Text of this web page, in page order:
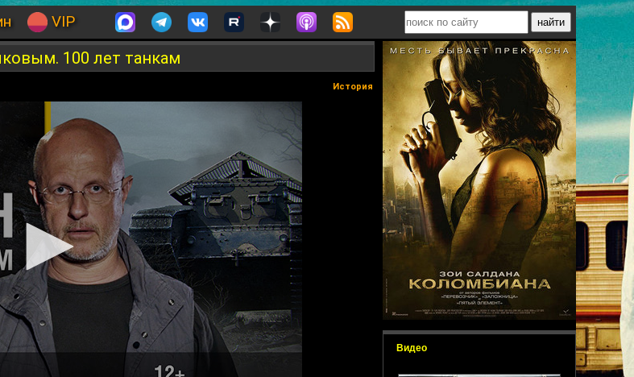
VIP
Видео
100 лет танкам
История